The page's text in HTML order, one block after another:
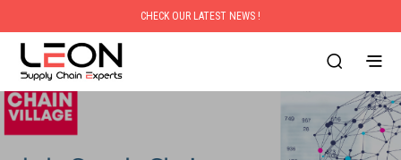
CHECK OUR LATEST NEWS !